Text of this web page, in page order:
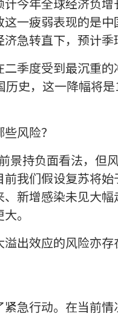
一疲弱表现的是
急转直下，预计季
季度受到最沉重
史，这一降幅将
风险？
景持负面看法，但
我们假设复苏将
新增感染未见大
。
出效应的风险亦
急行动。在当前